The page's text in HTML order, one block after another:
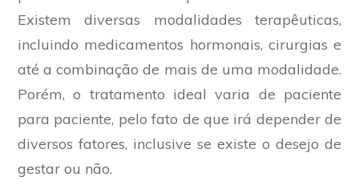
Existem diversas modalidades terapêuticas,
incluindo medicamentos hormonais, cirurgias e
até a combinação de mais de uma modalidade.
Porém, o tratamento ideal varia de paciente
para paciente, pelo fato de que irá depender de
diversos fatores, inclusive se existe o desejo de
gestar ou não.